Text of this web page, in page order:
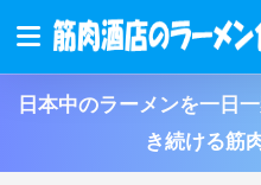
日本中のラーメンを一日
き続ける筋